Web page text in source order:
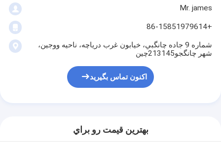
Mr. james
+86-15851979614
شماره 9 جاده چانگبي، خيابون غرب درياچه، ناحيه ووجين،
شهر چانگجو213145چین
اکنون تماس بگیرید
بهترين قيمت رو براي